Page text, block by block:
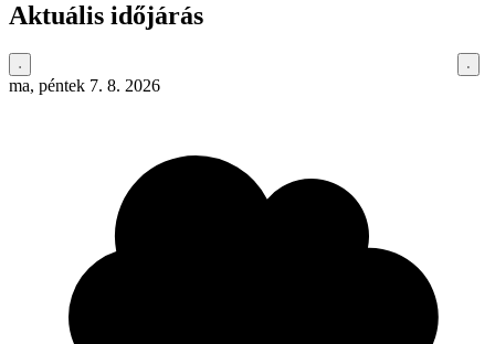
Aktuális időjárás
ma, péntek 7. 8. 2026